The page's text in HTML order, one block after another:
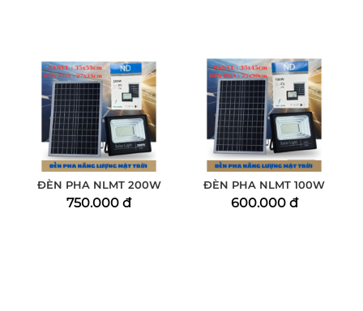
ĐÈN PHA NLMT 200W
750.000 đ
ĐÈN PHA NLMT 100W
600.000 đ